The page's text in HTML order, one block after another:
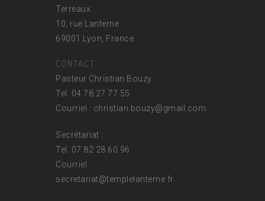
Terreaux
10, rue Lanterne
69001 Lyon, France
CONTACT
Pasteur Christian Bouzy :
Tel. 04 78 27 77 55
Courriel : christian.bouzy@gmail.com
Secrétariat :
Tel. 07 82 28 60 96
Courriel :
secretariat@templelanterne.fr